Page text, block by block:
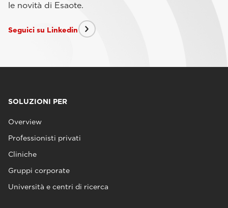
le novità di Esaote.
Seguici su Linkedin
SOLUZIONI PER
Overview
Professionisti privati
Cliniche
Gruppi corporate
Università e centri di ricerca